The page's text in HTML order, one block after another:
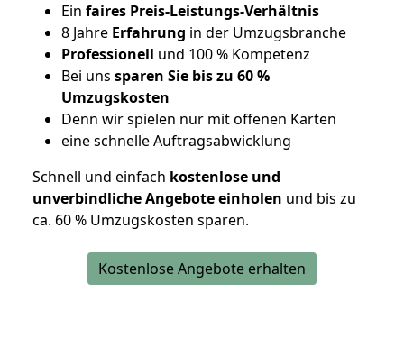
Ein faires Preis-Leistungs-Verhältnis
8 Jahre Erfahrung in der Umzugsbranche
Professionell und 100 % Kompetenz
Bei uns sparen Sie bis zu 60 %
Umzugskosten
Denn wir spielen nur mit offenen Karten
eine schnelle Auftragsabwicklung
Schnell und einfach kostenlose und
unverbindliche Angebote einholen und bis zu
ca. 60 % Umzugskosten sparen.
Kostenlose Angebote erhalten